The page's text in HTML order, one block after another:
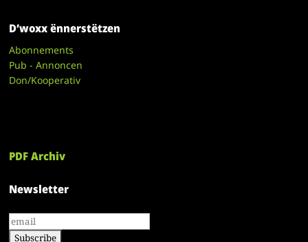
D’woxx ënnerstëtzen
Abonnements
Pub - Annoncen
Don/Kooperativ
PDF Archiv
Newsletter